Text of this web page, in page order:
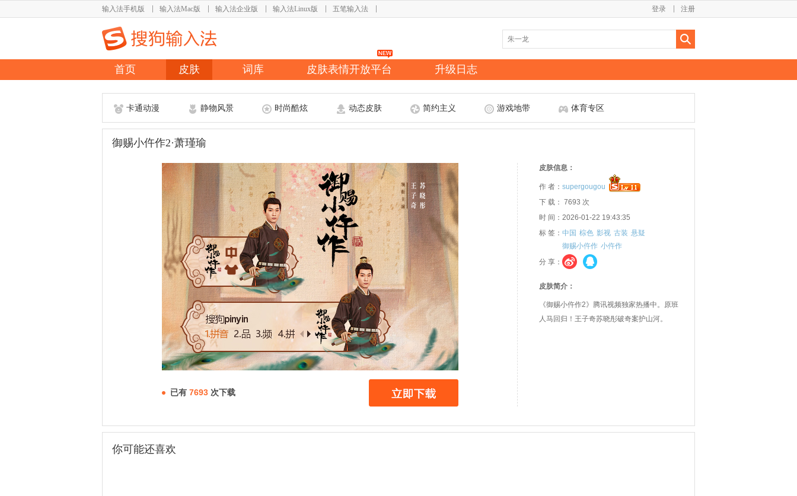
输入法手机版 输入法Mac版 输入法企业版 输入法Linux版 五笔输入法 注册
登录
首页 皮肤 词库 皮肤表情开放平台 升级日志
卡通动漫 静物风景 时尚酷炫 动态皮肤 简约主义 游戏地带 体育专区
御赐小仵作2·萧瑾瑜
已有 7693 次下载
皮肤信息：
作 者： supergougou
下 载： 7693 次
时 间：2026-01-22 19:43:35
标 签： 中国 棕色 影视 古装 悬疑
御赐小仵作 小仵作
分 享：
皮肤简介：
《御赐小仵作2》腾讯视频独家热播中。原班
人马回归！王子奇苏晓彤破奇案护山河。
你可能还喜欢